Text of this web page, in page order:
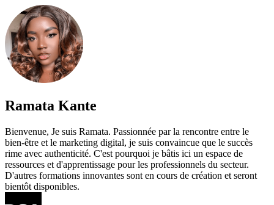
Ramata Kante
Bienvenue, Je suis Ramata. Passionnée par la rencontre entre le
bien-être et le marketing digital, je suis convaincue que le succès
rime avec authenticité. C'est pourquoi je bâtis ici un espace de
ressources et d'apprentissage pour les professionnels du secteur.
D'autres formations innovantes sont en cours de création et seront
bientôt disponibles.